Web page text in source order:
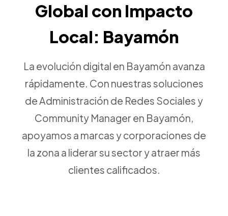
Global con Impacto
Local: Bayamón
La evolución digital en Bayamón avanza
rápidamente. Con nuestras soluciones
de Administración de Redes Sociales y
Community Manager en Bayamón,
apoyamos a marcas y corporaciones de
la zona a liderar su sector y atraer más
clientes calificados.